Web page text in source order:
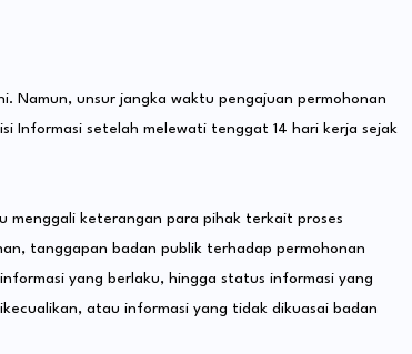
Namun, unsur jangka waktu pengajuan permohonan
Informasi setelah melewati tenggat 14 hari kerja sejak
menggali keterangan para pihak terkait proses
tanggapan badan publik terhadap permohonan
yang berlaku, hingga status informasi yang
atau informasi yang tidak dikuasai badan